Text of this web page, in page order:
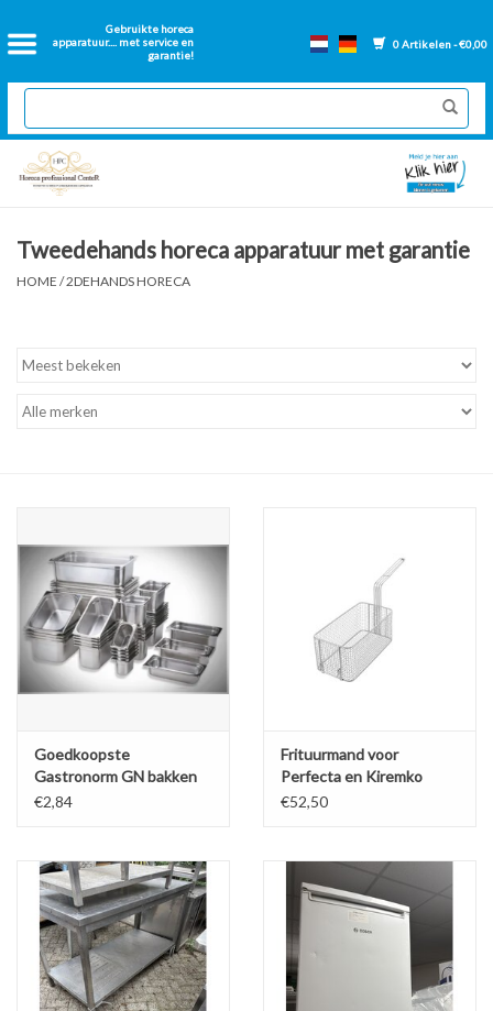
Gebruikte horeca
apparatuur.... met service en
garantie!
0 Artikelen - €0,00
Home
2dehands Horeca
Nieuwe apparatuur
GN Bakken
Tweedehands horeca apparatuur met garantie
HOME /2DEHANDS HORECA
Goedkoopste
Gastronorm GN bakken
van de Benelux vanaf
€2,84
Frituurmand voor
Perfecta en Kiremko
bakwand (NIEUW)
€52,50